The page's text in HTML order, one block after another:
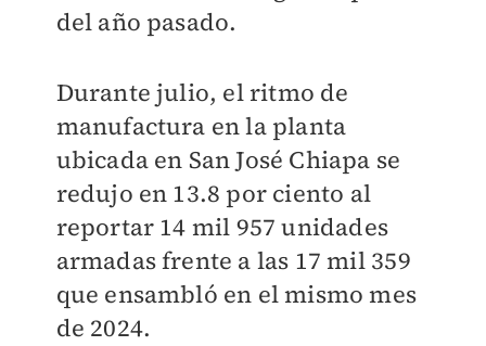
del año pasado.
Durante julio, el ritmo de
manufactura en la planta
ubicada en San José Chiapa se
redujo en 13.8 por ciento al
reportar 14 mil 957 unidades
armadas frente a las 17 mil 359
que ensambló en el mismo mes
de 2024.